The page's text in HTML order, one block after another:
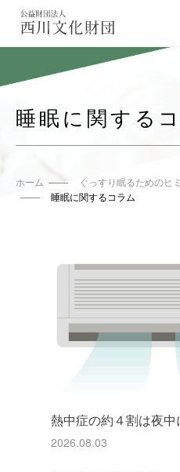
睡眠に関する
ホーム
ぐっすり眠るためのヒ
睡眠に関するコラム
熱中症の約４割は夜中
2026.08.03